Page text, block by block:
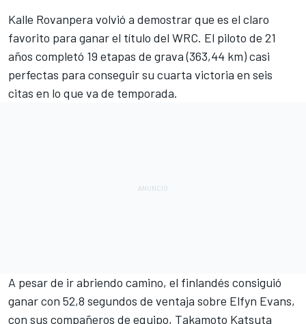
Kalle Rovanpera volvió a demostrar que es el claro
favorito para ganar el título del WRC. El piloto de 21
años completó 19 etapas de grava (363,44 km) casi
perfectas para conseguir su cuarta victoria en seis
citas en lo que va de temporada.
A pesar de ir abriendo camino, el finlandés consiguió
ganar con 52,8 segundos de ventaja sobre Elfyn Evans,
con sus compañeros de equipo, Takamoto Katsuta